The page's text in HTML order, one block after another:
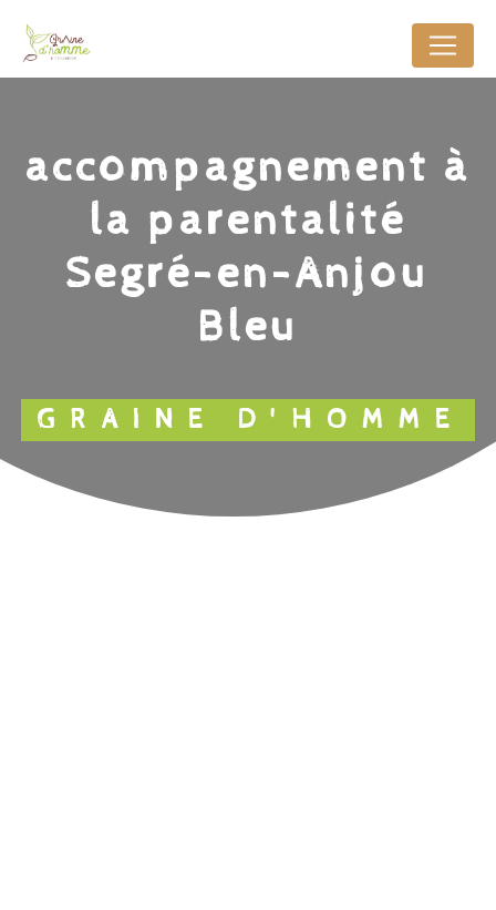
accompagnement à
la parentalité
Segré-en-Anjou
Bleu
GRAINE D'HOMME